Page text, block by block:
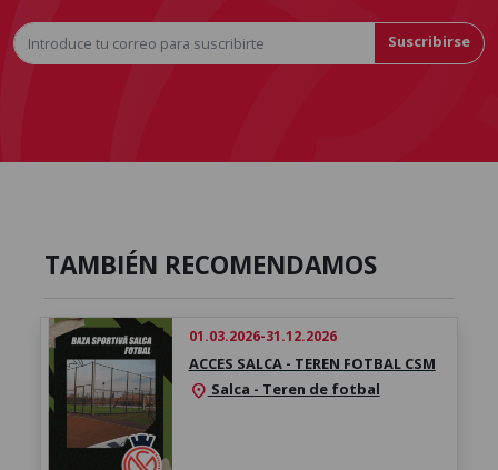
Suscribirse
TAMBIÉN RECOMENDAMOS
01.03.2026-31.12.2026
ACCES SALCA - TEREN FOTBAL CSM
location_on Salca - Teren de fotbal